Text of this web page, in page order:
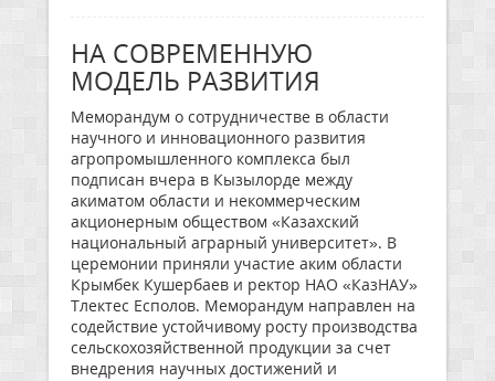
НА СОВРЕМЕННУЮ
МОДЕЛЬ РАЗВИТИЯ
Меморандум о сотрудничестве в области
научного и инновационного развития
агропромышленного комплекса был
подписан вчера в Кызылорде между
акиматом области и некоммерческим
акционерным обществом «Казахский
национальный аграрный университет». В
церемонии приняли участие аким области
Крымбек Кушербаев и ректор НАО «КазНАУ»
Тлектес Есполов. Меморандум направлен на
содействие устойчивому росту производства
сельскохозяйственной продукции за счет
внедрения научных достижений и